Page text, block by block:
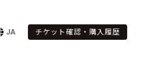
JA チケット確認・購入履歴